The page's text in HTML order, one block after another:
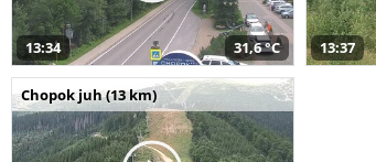
13:34 31,6 °C 13:37
Chopok juh (13 km)